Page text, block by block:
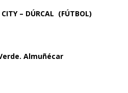
– DÚRCAL (FÚTBOL)
Almuñécar